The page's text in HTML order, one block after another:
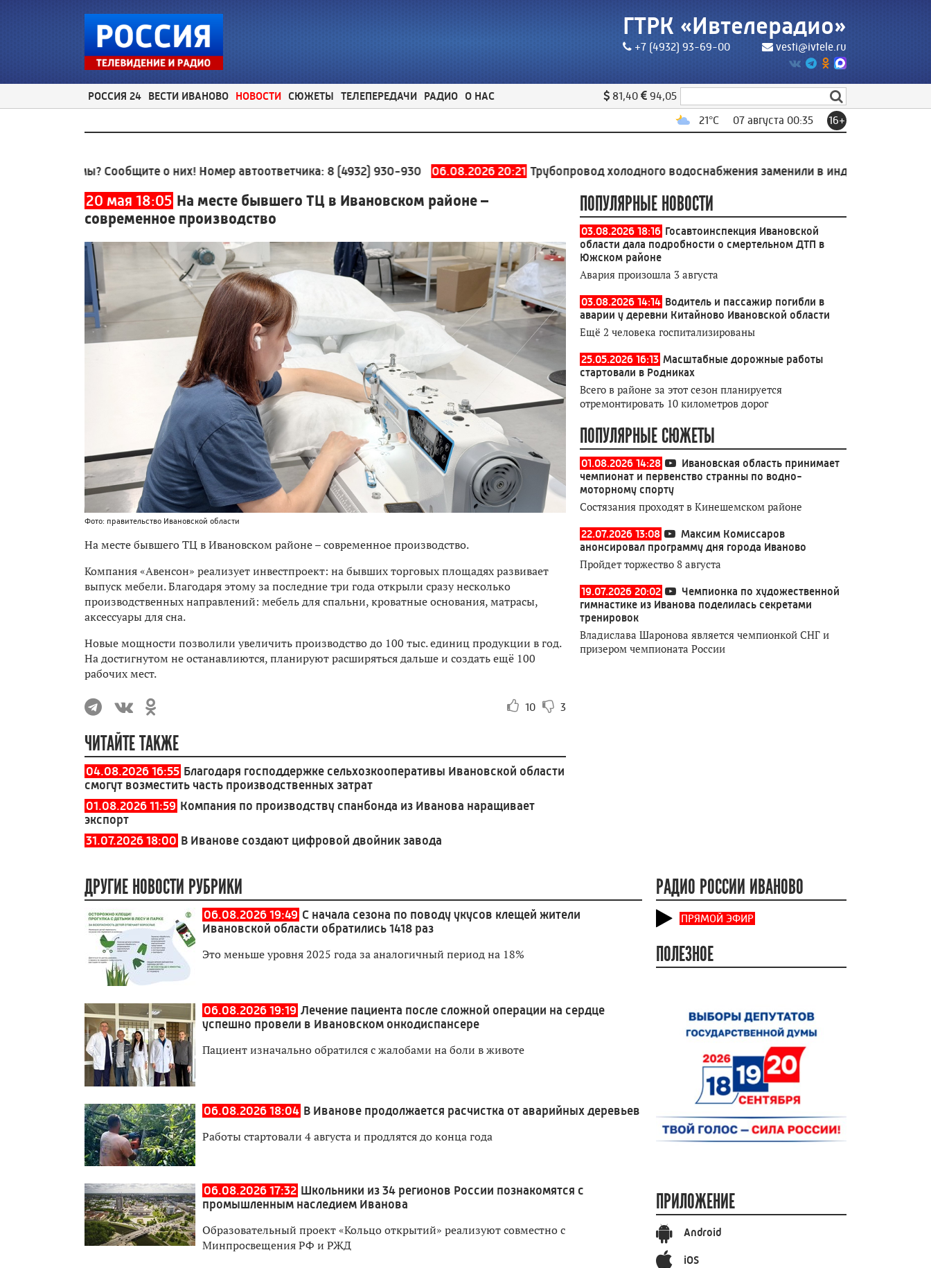
ГТРК «Ивтелерадио»
+7 (4932) 93-69-00 vesti@ivtele.ru
РОССИЯ 24 ВЕСТИ ИВАНОВО НОВОСТИ СЮЖЕТЫ ТЕЛЕПЕРЕДАЧИ РАДИО О НАС 81,40
94,05
21°C 07 августа 00:35 16+
Сообщите о них! Номер автоответчика:8 (4932) 930-930 06.08.2026 20:21 Трубопровод холодного водоснабжения заменили в индустриальном парке
20 мая 18:05 На месте бывшего ТЦ в Ивановском районе –
современное производство
Фото: правительство Ивановской области
На месте бывшего ТЦ в Ивановском районе – современное производство.
Компания «Авенсон» реализует инвестпроект: на бывших торговых площадях развивает
выпуск мебели. Благодаря этому за последние три года открыли сразу несколько
производственных направлений: мебель для спальни, кроватные основания, матрасы,
аксессуары для сна.
Новые мощности позволили увеличить производство до 100 тыс. единиц продукции в год.
На достигнутом не останавлиются, планируют расширяться дальше и создать ещё 100
рабочих мест.
10 3
ЧИТАЙТЕ ТАКЖЕ
04.08.2026 16:55 Благодаря господдержке сельхозкооперативы Ивановской области
смогут возместить часть производственных затрат
01.08.2026 11:59 Компания по производству спанбонда из Иванова наращивает
экспорт
31.07.2026 18:00 В Иванове создают цифровой двойник завода
ПОПУЛЯРНЫЕ НОВОСТИ
03.08.2026 18:16 Госавтоинспекция Ивановской
области дала подробности о смертельном ДТП в
Южском районе
Авария произошла 3 августа
03.08.2026 14:14 Водитель и пассажир погибли в
аварии у деревни Китайново Ивановской области
Ещё 2 человека госпитализированы
25.05.2026 16:13 Масштабные дорожные работы
стартовали в Родниках
Всего в районе за этот сезон планируется
отремонтировать 10 километров дорог
ПОПУЛЯРНЫЕ СЮЖЕТЫ
01.08.2026 14:28
Ивановская область принимает
чемпионат и первенство странны по водно-
моторному спорту
Состязания проходят в Кинешемском районе
22.07.2026 13:08
Максим Комиссаров
анонсировал программу дня города Иваново
Пройдет торжество 8 августа
19.07.2026 20:02
Чемпионка по художественной
гимнастике из Иванова поделилась секретами
тренировок
Владислава Шаронова является чемпионкой СНГ и
призером чемпионата России
ДРУГИЕ НОВОСТИ РУБРИКИ
06.08.2026 19:49 С начала сезона по поводу укусов клещей жители
Ивановской области обратились 1418 раз
Это меньше уровня 2025 года за аналогичный период на 18%
06.08.2026 19:19 Лечение пациента после сложной операции на сердце
успешно провели в Ивановском онкодиспансере
Пациент изначально обратился с жалобами на боли в животе
06.08.2026 18:04 В Иванове продолжается расчистка от аварийных деревьев
Работы стартовали 4 августа и продлятся до конца года
06.08.2026 17:32 Школьники из 34 регионов России познакомятся с
промышленным наследием Иванова
Образовательный проект «Кольцо открытий» реализуют совместно с
Минпросвещения РФ и РЖД
РАДИО РОССИИ ИВАНОВО
ПРЯМОЙ ЭФИР
ПОЛЕЗНОЕ
ПРИЛОЖЕНИЕ
Android
iOS